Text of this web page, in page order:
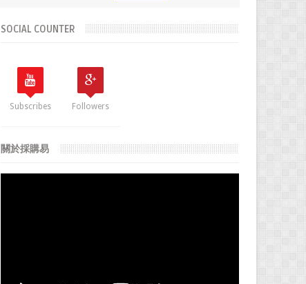
SOCIAL COUNTER
Subscribes Followers
關於採購易